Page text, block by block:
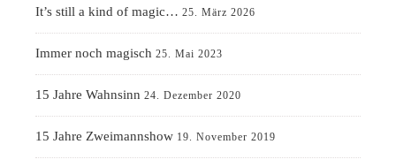
It’s still a kind of magic… 25. März 2026
Immer noch magisch 25. Mai 2023
15 Jahre Wahnsinn 24. Dezember 2020
15 Jahre Zweimannshow 19. November 2019